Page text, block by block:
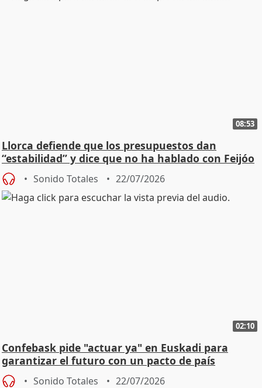
08:53
Llorca defiende que los presupuestos dan
“estabilidad” y dice que no ha hablado con Feijóo
Sonido Totales 22/07/2026
02:10
Confebask pide "actuar ya" en Euskadi para
garantizar el futuro con un pacto de país
Sonido Totales 22/07/2026